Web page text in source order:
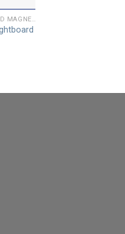
PIZARRAS BLANCAS LIGHTBOARD MAGNETICA